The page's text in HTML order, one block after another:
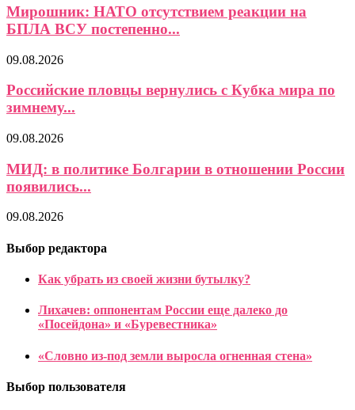
Мирошник: НАТО отсутствием реакции на
БПЛА ВСУ постепенно...
09.08.2026
Российские пловцы вернулись с Кубка мира по
зимнему...
09.08.2026
МИД: в политике Болгарии в отношении России
появились...
09.08.2026
Выбор редактора
Как убрать из своей жизни бутылку?
Лихачев: оппонентам России еще далеко до
«Посейдона» и «Буревестника»
«Словно из-под земли выросла огненная стена»
Выбор пользователя